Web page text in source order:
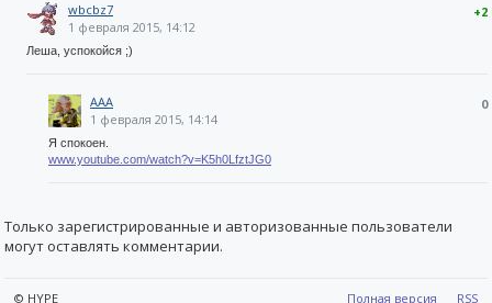
+2
wbcbz7
1 февраля 2015, 14:12
Леша, успокойся ;)
0
AAA
1 февраля 2015, 14:14
Я спокоен.
www.youtube.com/watch?v=K5h0LfztJG0
Только зарегистрированные и авторизованные пользователи
могут оставлять комментарии.
Полная версия RSS
© HYPE